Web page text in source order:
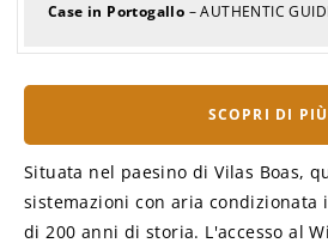
Case in Portogallo – AUTHENTIC
SCOPRI DI PIÙ
Situata nel paesino di Vilas Boas,
sistemazioni con aria
di 200 anni di storia. L'accesso al